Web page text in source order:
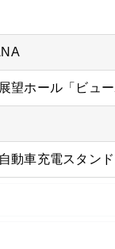
望ホール「ビュー
動車充電スタンド